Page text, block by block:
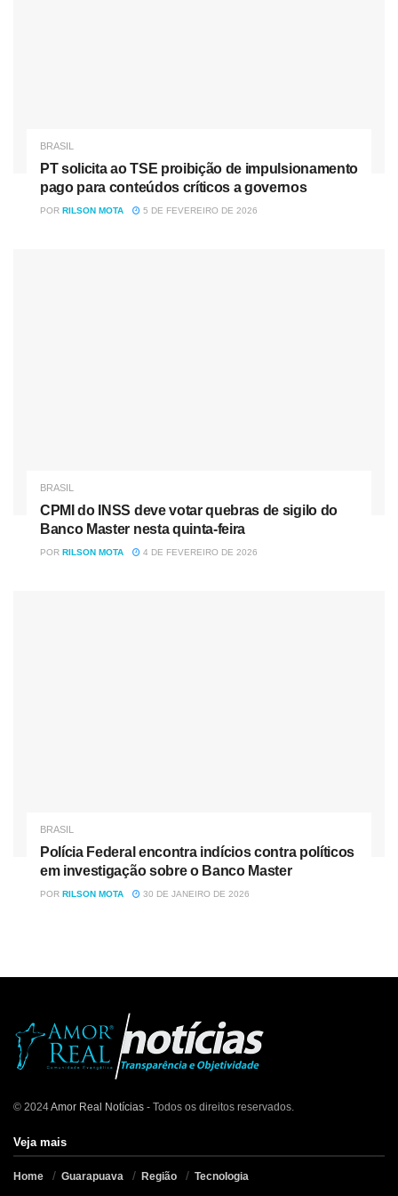
mais de um salário mínimo englobam quem já estava
recebendo os pagamentos em 1º de janeiro de 2021.
INSS paga com reajuste
BRASIL
PT solicita ao TSE proibição de impulsionamento
pago para conteúdos críticos a governos
POR RILSON MOTA 5 DE FEVEREIRO DE 2026
BRASIL
CPMI do INSS deve votar quebras de sigilo do
Banco Master nesta quinta-feira
POR RILSON MOTA 4 DE FEVEREIRO DE 2026
BRASIL
Polícia Federal encontra indícios contra políticos
em investigação sobre o Banco Master
POR RILSON MOTA 30 DE JANEIRO DE 2026
© 2024Amor Real Notícias - Todos os direitos reservados.
Veja mais
Home Guarapuava Região Tecnologia